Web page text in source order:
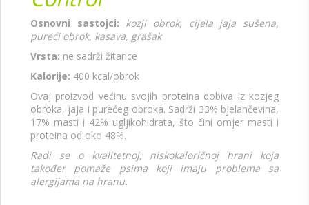
Osnovni sastojci: kozji obrok, cijela jaja sušena,
pureći obrok, kasava, grašak
Vrsta: ne sadrži žitarice
Kalorije: 400 kcal/obrok
Ovaj proizvod većinu svojih proteina dobiva iz kozjeg
obroka, jaja i purećeg obroka. Sadrži 33% bjelančevina,
17% masti i 42% ugljikohidrata, što čini omjer masti i
proteina od oko 48%.
Radi se o kvalitetnoj, niskokaloričnoj hrani koja
također pomaže psima koji imaju problema sa
alergijama na hranu.